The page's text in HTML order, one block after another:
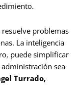
resuelve problemas
La inteligencia
puede simplificar
sea
Turrado,